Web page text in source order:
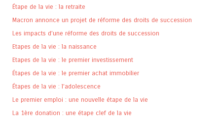
Étape de la vie : la retraite
Macron annonce un projet de réforme des droits de succession
Les impacts d’une réforme des droits de succession
Etapes de la vie : la naissance
Etapes de la vie : le premier investissement
Étapes de la vie : le premier achat immobilier
Étapes de la vie : l’adolescence
Le premier emploi : une nouvelle étape de la vie
La 1ère donation : une étape clef de la vie